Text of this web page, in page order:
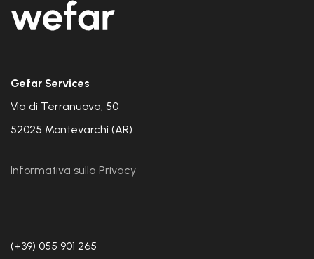
Gefar Services
Via di Terranuova, 50
52025 Montevarchi (AR)
Informativa sulla Privacy
(+39) 055 901 265